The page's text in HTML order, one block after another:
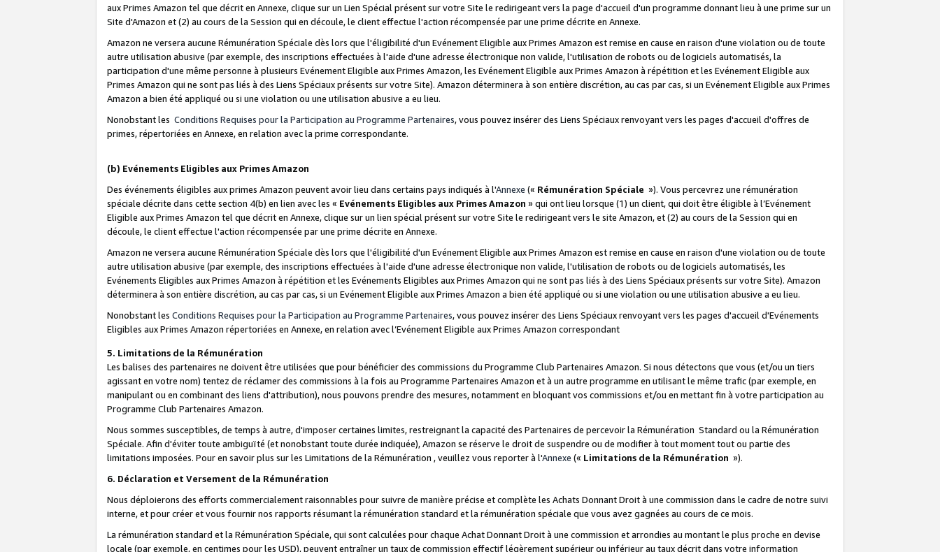
aux Primes Amazon tel que décrit en Annexe, clique sur un Lien Spécial présent sur votre Site le redirigeant vers la page d'accueil d'un programme donnant lieu à une prime sur un
Site d'Amazon et (2) au cours de la Session qui en découle, le client effectue l'action récompensée par une prime décrite en Annexe.
Amazon ne versera aucune Rémunération Spéciale dès lors que l'éligibilité d'un Evénement Eligible aux Primes Amazon est remise en cause en raison d'une violation ou de toute
autre utilisation abusive (par exemple, des inscriptions effectuées à l'aide d'une adresse électronique non valide, l'utilisation de robots ou de logiciels automatisés, la
participation d'une même personne à plusieurs Evénement Eligible aux Primes Amazon, les Evénement Eligible aux Primes Amazon à répétition et les Evénement Eligible aux
Primes Amazon qui ne sont pas liés à des Liens Spéciaux présents sur votre Site). Amazon déterminera à son entière discrétion, au cas par cas, si un Evénement Eligible aux Primes
Amazon a bien été appliqué ou si une violation ou une utilisation abusive a eu lieu.
Nonobstant les Conditions Requises pour la Participation au Programme Partenaires, vous pouvez insérer des Liens Spéciaux renvoyant vers les pages d'accueil d'offres de
primes, répertoriées en Annexe, en relation avec la prime correspondante.
(b) Evénements Eligibles aux Primes Amazon
Des événements éligibles aux primes Amazon peuvent avoir lieu dans certains pays indiqués à l'Annexe (« Rémunération Spéciale »). Vous percevrez une rémunération
spéciale décrite dans cette section 4(b) en lien avec les « Evénements Eligibles aux Primes Amazon » qui ont lieu lorsque (1) un client, qui doit être éligible à l’Evénement
Eligible aux Primes Amazon tel que décrit en Annexe, clique sur un lien spécial présent sur votre Site le redirigeant vers le site Amazon, et (2) au cours de la Session qui en
découle, le client effectue l'action récompensée par une prime décrite en Annexe.
Amazon ne versera aucune Rémunération Spéciale dès lors que l'éligibilité d'un Evénement Eligible aux Primes Amazon est remise en cause en raison d'une violation ou de toute
autre utilisation abusive (par exemple, des inscriptions effectuées à l'aide d'une adresse électronique non valide, l'utilisation de robots ou de logiciels automatisés, les
Evénements Eligibles aux Primes Amazon à répétition et les Evénements Eligibles aux Primes Amazon qui ne sont pas liés à des Liens Spéciaux présents sur votre Site). Amazon
déterminera à son entière discrétion, au cas par cas, si un Evénement Eligible aux Primes Amazon a bien été appliqué ou si une violation ou une utilisation abusive a eu lieu.
Nonobstant les Conditions Requises pour la Participation au Programme Partenaires, vous pouvez insérer des Liens Spéciaux renvoyant vers les pages d'accueil d'Evénements
Eligibles aux Primes Amazon répertoriées en Annexe, en relation avec l’Evénement Eligible aux Primes Amazon correspondant
5. Limitations de la Rémunération
Les balises des partenaires ne doivent être utilisées que pour bénéficier des commissions du Programme Club Partenaires Amazon. Si nous détectons que vous (et/ou un tiers
agissant en votre nom) tentez de réclamer des commissions à la fois au Programme Partenaires Amazon et à un autre programme en utilisant le même trafic (par exemple, en
manipulant ou en combinant des liens d'attribution), nous pouvons prendre des mesures, notamment en bloquant vos commissions et/ou en mettant fin à votre participation au
Programme Club Partenaires Amazon.
Nous sommes susceptibles, de temps à autre, d'imposer certaines limites, restreignant la capacité des Partenaires de percevoir la Rémunération Standard ou la Rémunération
Spéciale. Afin d'éviter toute ambiguïté (et nonobstant toute durée indiquée), Amazon se réserve le droit de suspendre ou de modifier à tout moment tout ou partie des
limitations imposées. Pour en savoir plus sur les Limitations de la Rémunération , veuillez vous reporter à l'Annexe (« Limitations de la Rémunération »).
6. Déclaration et Versement de la Rémunération
Nous déploierons des efforts commercialement raisonnables pour suivre de manière précise et complète les Achats Donnant Droit à une commission dans le cadre de notre suivi
interne, et pour créer et vous fournir nos rapports résumant la rémunération standard et la rémunération spéciale que vous avez gagnées au cours de ce mois.
La rémunération standard et la Rémunération Spéciale, qui sont calculées pour chaque Achat Donnant Droit à une commission et arrondies au montant le plus proche en devise
locale (par exemple, en centimes pour les USD), peuvent entraîner un taux de commission effectif légèrement supérieur ou inférieur au taux décrit dans votre information